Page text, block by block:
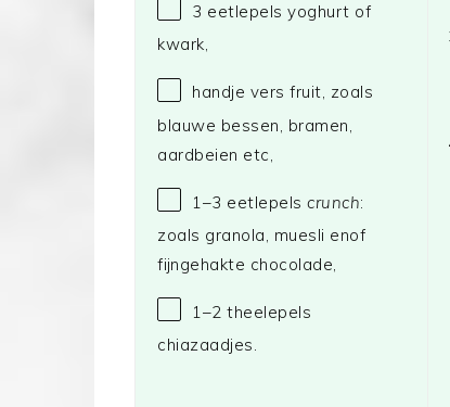
3 eetlepels yoghurt of
kwark,
handje vers fruit, zoals
blauwe bessen, bramen,
aardbeien etc,
1 –3 eetlepels crunch:
zoals granola, muesli enof
fijngehakte chocolade,
1–2 theelepels
chiazaadjes.